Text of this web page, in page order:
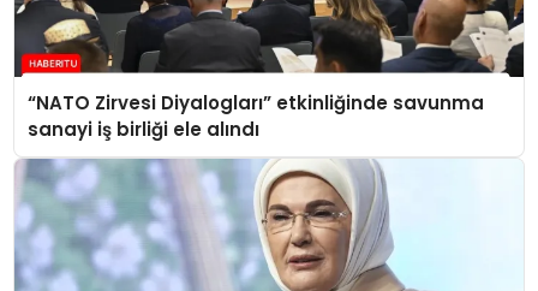
“NATO Zirvesi Diyalogları” etkinliğinde savunma
sanayi iş birliği ele alındı